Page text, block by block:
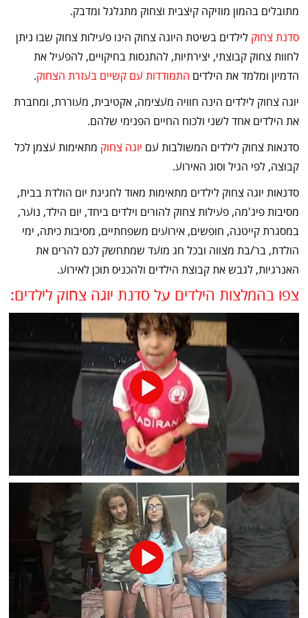
מתובלים בהמון מוזיקה קיצבית וצחוק מתגלגל ומדבק.
סדנת צחוק לילדים בשיטת היוגה צחוק הינו פעילות צחוק שבו ניתן
לחוות צחוק קבוצתי, יצירתיות, להתנסות בחיקויים, להפעיל את
הדמיון ומלמד את הילדים התמודדות עם קשיים בעזרת הצחוק.
יוגה צחוק לילדים הינה חוויה מעצימה, אקטיבית, מעוררת, ומחברת
את הילדים אחד לשני ולכוח החיים הפנימי שלהם.
סדנאות צחוק לילדים המשולבות עם יוגה צחוק מתאימות עצמן לכל
קבוצה, לפי הגיל וסוג האירוע.
סדנאות יוגה צחוק לילדים מתאימות מאוד לחגיגת יום הולדת בבית,
מסיבות פיג'מה, פעילות צחוק להורים וילדים ביחד, יום הילד, נוער,
במסגרת קייטנה, חופשים, אירועים משפחתיים, מסיבות כיתה, ימי
הולדת, בר/בת מצווה ובכל חג מועד שמתחשק לכם להרים את
האנרגיות, לגבש את קבוצת הילדים ולהכניס תוכן לאירוע.
צפו בהמלצות הילדים על סדנת יוגה צחוק לילדים: